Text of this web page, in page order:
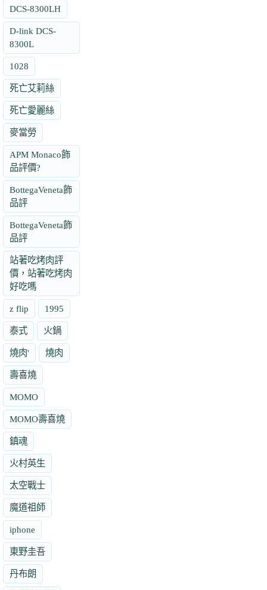
DCS-8300LH
D-link DCS-
8300L
1028
死亡艾莉絲
死亡愛麗絲
麥當勞
APM Monaco飾
品評價?
BottegaVeneta飾
品評
BottegaVeneta飾
品評
站著吃烤肉評
價，站著吃烤肉
好吃嗎
z flip 1995
泰式 火鍋
燒肉' 燒肉
壽喜燒
MOMO
MOMO壽喜燒
鎮魂
火村英生
太空戰士
魔道祖師
iphone
東野圭吾
丹布朗